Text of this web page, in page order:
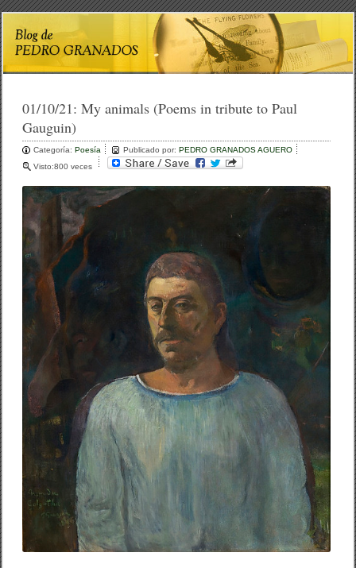
01/10/21:My animals (Poems in tribute to Paul
Gauguin)
Categoría:Poesía Publicado por:PEDRO GRANADOS AGUERO
Visto:800 veces